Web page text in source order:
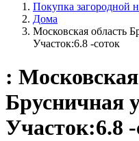
Покупка загородной
Дома
Московская область
Участок:6.8 -соток
:
Брусничная
Участок:6.8